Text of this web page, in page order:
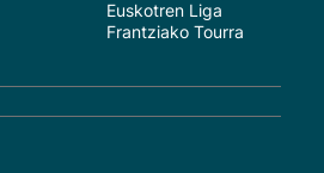
Euskotren Liga
Frantziako Tourra